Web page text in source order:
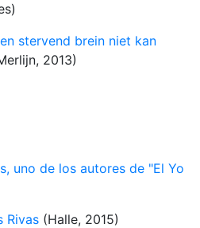
stervend brein niet kan
2013)
uno de los autores de "El Yo
Rivas (Halle, 2015)